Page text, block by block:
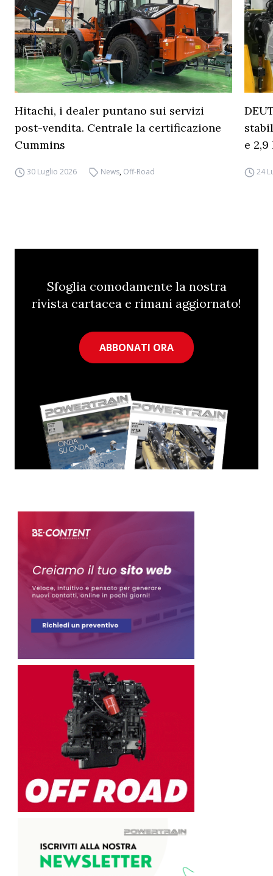
Hitachi, i dealer puntano sui servizi
post-vendita. Centrale la certificazione
Cummins
30 Luglio 2026 News, Off-Road
e
24
Sfoglia comodamente la nostra
rivista cartacea e rimani aggiornato!
ABBONATI ORA